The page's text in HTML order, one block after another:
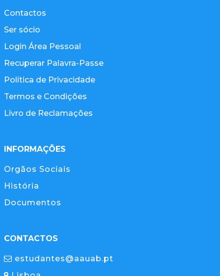
Contactos
Ser sócio
Login Área Pessoal
Recuperar Palavra-Passe
Política de Privacidade
Termos e Condições
Livro de Reclamações
INFORMAÇÕES
Orgãos Sociais
História
Documentos
CONTACTOS
estudantes@aauab.pt